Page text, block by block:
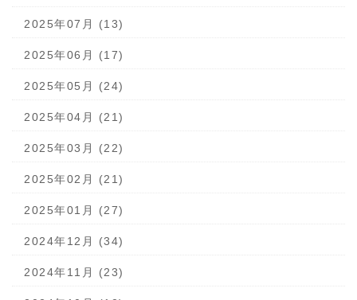
2025年07月 (13)
2025年06月 (17)
2025年05月 (24)
2025年04月 (21)
2025年03月 (22)
2025年02月 (21)
2025年01月 (27)
2024年12月 (34)
2024年11月 (23)